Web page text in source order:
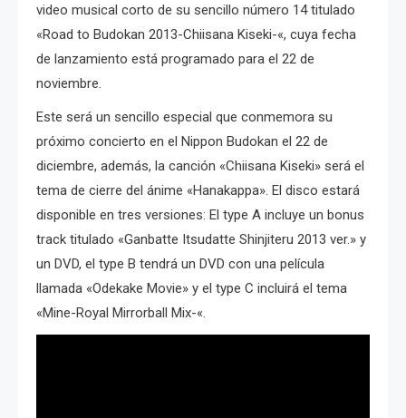
video musical corto de su sencillo número 14 titulado
«Road to Budokan 2013-Chiisana Kiseki-«, cuya fecha
de lanzamiento está programado para el 22 de
noviembre.
Este será un sencillo especial que conmemora su
próximo concierto en el Nippon Budokan el 22 de
diciembre, además, la canción «Chiisana Kiseki» será el
tema de cierre del ánime «Hanakappa». El disco estará
disponible en tres versiones: El type A incluye un bonus
track titulado «Ganbatte Itsudatte Shinjiteru 2013 ver.» y
un DVD, el type B tendrá un DVD con una película
llamada «Odekake Movie» y el type C incluirá el tema
«Mine-Royal Mirrorball Mix-«.